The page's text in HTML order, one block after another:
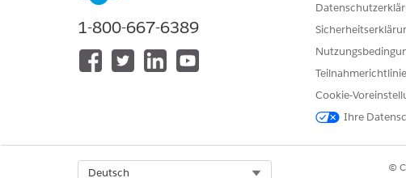
KONNTEN SIE IHR PROBLEM MITHILFE
Geben Sie uns Feedback, damit wir uns
1-800-667-6389
Cookie-
Ihre
Deutsch
©